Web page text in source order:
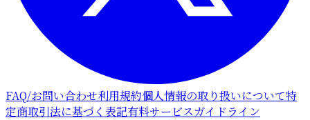
FAQ/お問い合わせ利用規約個人情報の取り扱いについて特
定商取引法に基づく表記有料サービスガイドライン